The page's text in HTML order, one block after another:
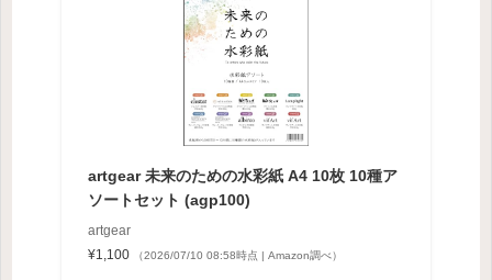
artgear 未来のための水彩紙 A4 10枚 10種ア
ソートセット (agp100)
artgear
¥1,100
（2026/07/10 08:58時点 | Amazon調べ）